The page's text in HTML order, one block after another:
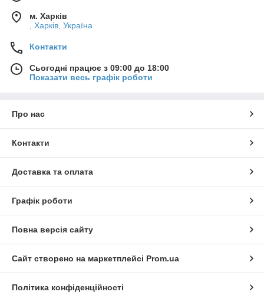
м. Харків
, Харків, Україна
Контакти
Сьогодні працює з 09:00 до 18:00
Показати весь графік роботи
Про нас
Контакти
Доставка та оплата
Графік роботи
Повна версія сайту
Сайт створено на маркетплейсі Prom.ua
Політика конфіденційності